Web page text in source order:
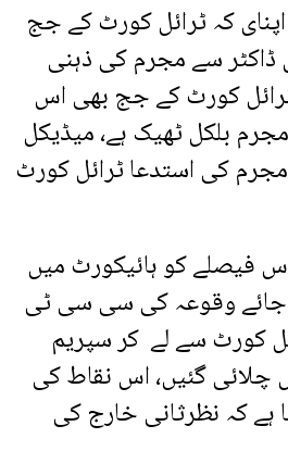
کہ ٹرائل کورٹ کے جج
سے مجرم کی ذہنی
کورٹ کے جج بھی اس
بلکل ٹھیک ہے، میڈیکل
کی استدعا ٹرائل کورٹ
فیصلے کو ہائیکورٹ میں
جائے وقوعہ کی سی سی ٹی
کورٹ سے لے کر سپریم
گئیں، اس نقاط کی
ہے کہ نظرثانی خارج کی